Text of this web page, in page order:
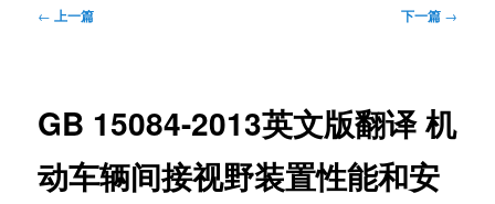
文
← 上一篇 下一篇 →
GB 15084-2013英文版翻译 机
动车辆间接视野装置性能和安